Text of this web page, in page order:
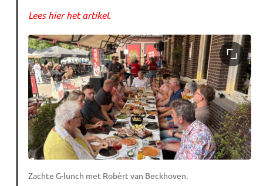
Lees hier het artikel.
Zachte G-lunch met Robèrt van Beckhoven.